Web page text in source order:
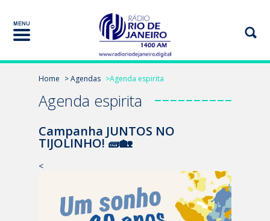
Home > Agendas >Agenda espirita
Agenda espirita
Campanha JUNTOS NO
TIJOLINHO! 🧱🏡
<